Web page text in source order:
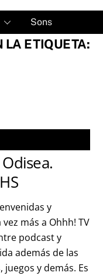
Sons
LA ETIQUETA:
y
más a Ohhh! TV
podcast y
además de las
y demás. Es